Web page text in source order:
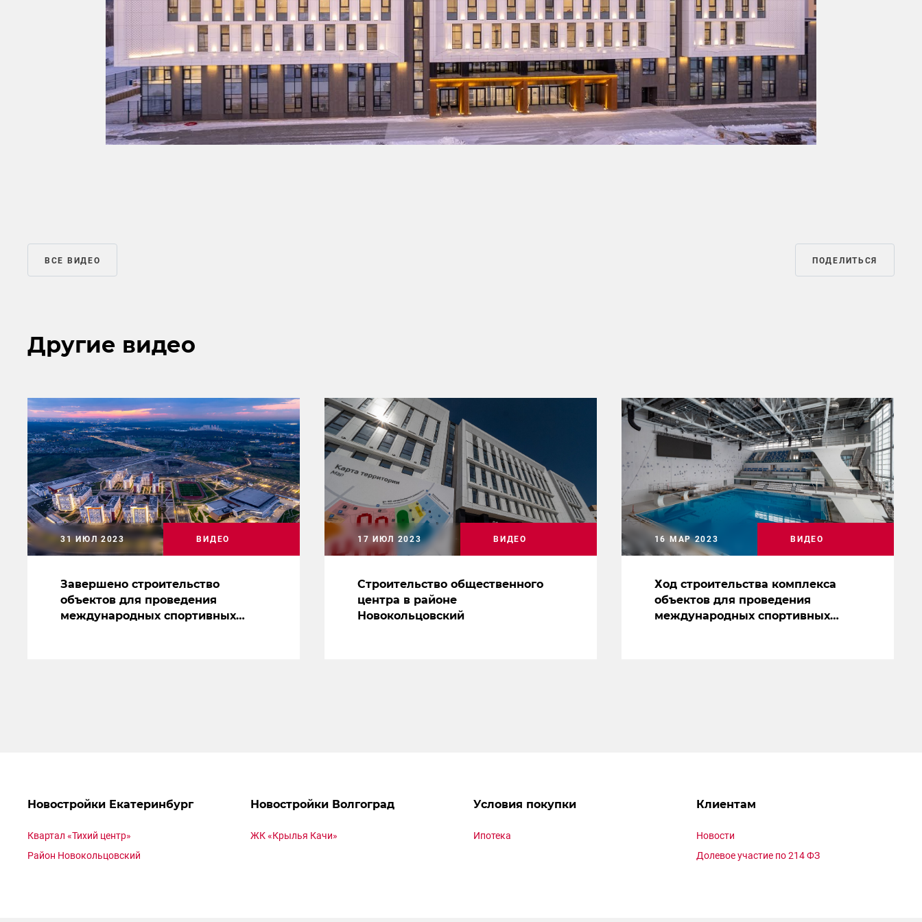
Mute Settings
ВСЕ ВИДЕО ПОДЕЛИТЬСЯ
Другие видео
Завершено строительство
объектов для проведения
международных спортивных
31 ИЮЛ 2023 ВИДЕО
Строительство общественного
центра в районе
Новокольцовский
17 ИЮЛ 2023 ВИДЕО
Ход строительства комплекса
объектов для проведения
международных спортивных
16 МАР 2023 ВИДЕО
Новостройки Екатеринбург
Квартал «Тихий центр»
Район Новокольцовский
Новостройки Волгоград
ЖК «Крылья Качи»
Условия покупки
Ипотека
Клиентам
Новости
Долевое участие по 214 ФЗ